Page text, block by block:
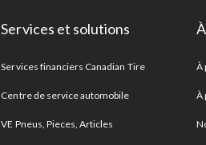
Services et solutions
Services financiers Canadian Tire
Centre de service automobile
VE Pneus, Pieces, Articles
À
À